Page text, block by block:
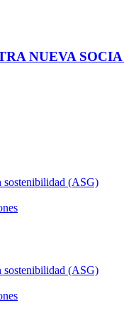
NUEVA
sostenibilidad (ASG)
sostenibilidad (ASG)